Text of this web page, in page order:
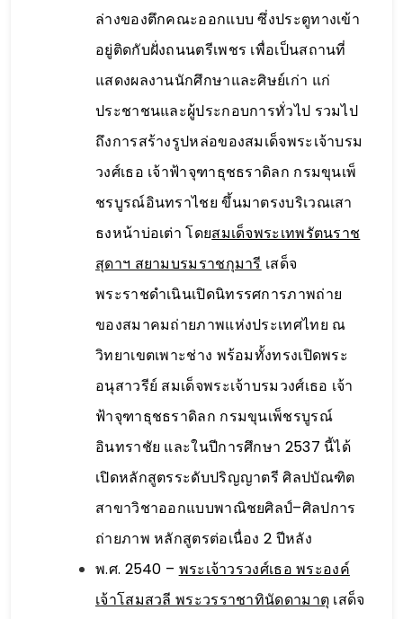
ล่างของตึกคณะออกแบบ ซึ่งประตูทางเข้า
อยู่ติดกับฝั่งถนนตรีเพชร เพื่อเป็นสถานที่
แสดงผลงานนักศึกษาและศิษย์เก่า แก่
ประชาชนและผู้ประกอบการทั่วไป รวมไป
ถึงการสร้างรูปหล่อของสมเด็จพระเจ้าบรม
วงศ์เธอ เจ้าฟ้าจุฑาธุชธราดิลก กรมขุนเพ็
ชรบูรณ์อินทราไชย ขึ้นมาตรงบริเวณเสา
ธงหน้าบ่อเต่า โดยสมเด็จพระเทพรัตนราช
สุดาฯ สยามบรมราชกุมารี เสด็จ
พระราชดำเนินเปิดนิทรรศการภาพถ่าย
ของสมาคมถ่ายภาพแห่งประเทศไทย ณ
วิทยาเขตเพาะช่าง พร้อมทั้งทรงเปิดพระ
อนุสาวรีย์ สมเด็จพระเจ้าบรมวงศ์เธอ เจ้า
ฟ้าจุฑาธุชธราดิลก กรมขุนเพ็ชรบูรณ์
อินทราชัย และในปีการศึกษา 2537 นี้ได้
เปิดหลักสูตรระดับปริญญาตรี ศิลปบัณฑิต
สาขาวิชาออกแบบพาณิชยศิลป์–ศิลปการ
ถ่ายภาพ หลักสูตรต่อเนื่อง 2 ปีหลัง
พ.ศ. 2540 – พระเจ้าวรวงศ์เธอ พระองค์
เจ้าโสมสวลี พระวรราชาทินัดดามาตุ เสด็จ